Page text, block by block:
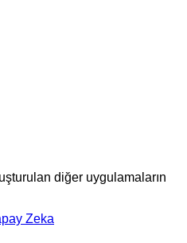
diğer uygulamaların
Zeka